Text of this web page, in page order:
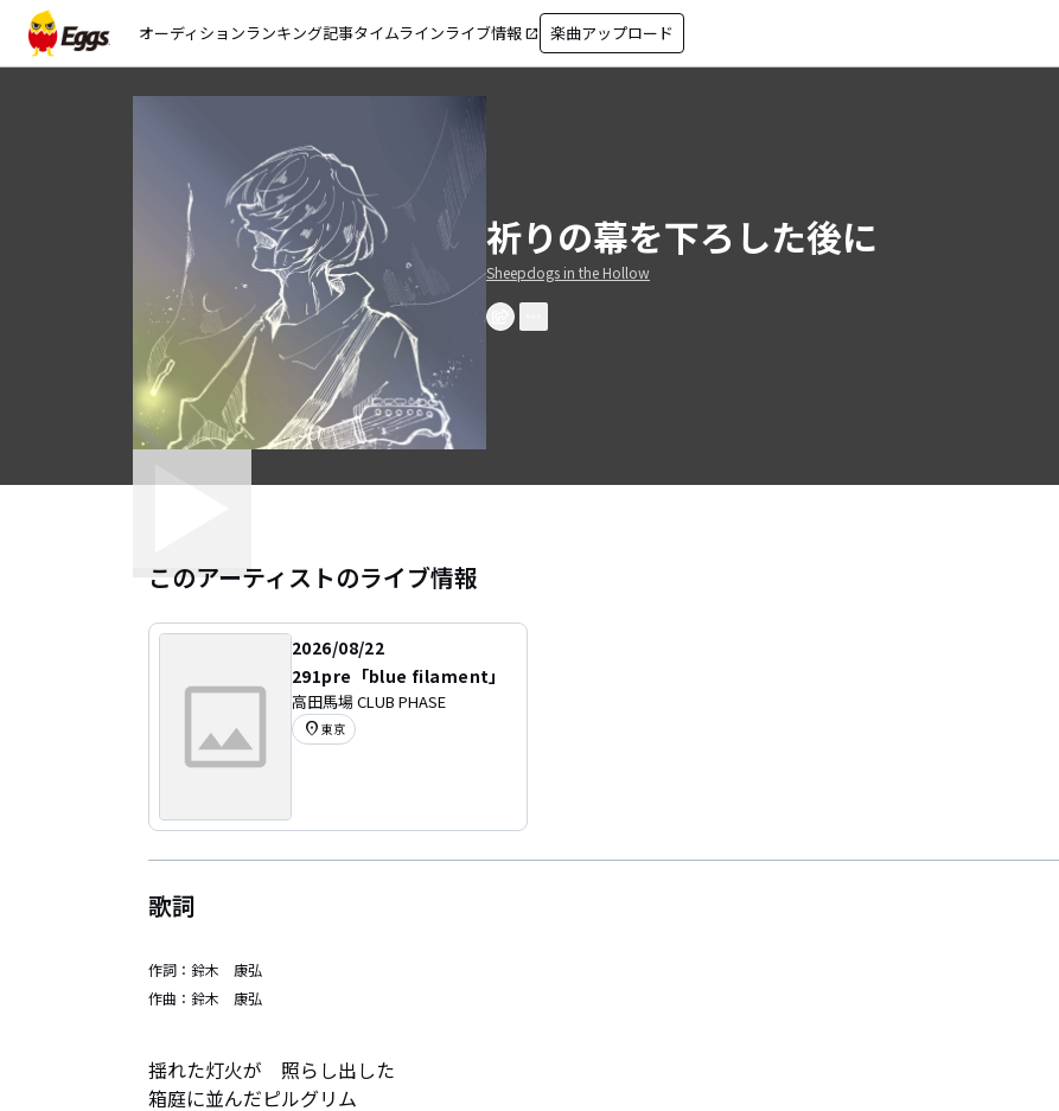
オーディションランキング記事タイムラインライブ情報 open_in_new 楽曲アップロード
祈りの幕を下ろした後に
Sheepdogs in the Hollow
このアーティストのライブ情報
2026/08/22
291pre「blue filament」
高田馬場 CLUB PHASE
location_on 東京
歌詞
作詞： 鈴木 康弘
作曲： 鈴木 康弘
揺れた灯火が　照らし出した
箱庭に並んだピルグリム